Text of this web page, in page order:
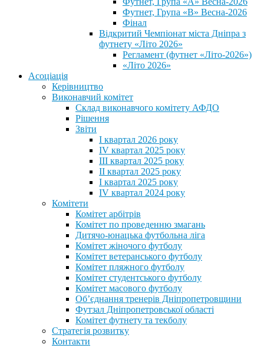
Футнет, Група «В» Весна-2026
Фінал
Відкритий Чемпіонат міста Дніпра з
футнету «Літо 2026»
Регламент (футнет «Літо-2026»)
«Літо 2026»
Асоціація
Керівництво
Виконавчий комітет
Склад виконавчого комітету АФДО
Рішення
Звіти
I квартал 2026 року
IV квартал 2025 року
III квартал 2025 року
II квартал 2025 року
I квартал 2025 року
IV квартал 2024 року
Комітети
Комітет арбітрів
Комітет по проведенню змагань
Дитячо-юнацька футбольна ліга
Комітет жіночого футболу
Комітет ветеранського футболу
Комітет пляжного футболу
Комітет студентського футболу
Комітет масового футболу
Обʼєднання тренерів Дніпропетровщини
Футзал Дніпропетровської області
Комітет футнету та текболу
Стратегія розвитку
Контакти